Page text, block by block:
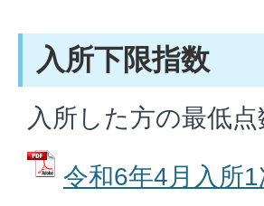
入所下限指数
入所した方の最低点
令和6年4月入所